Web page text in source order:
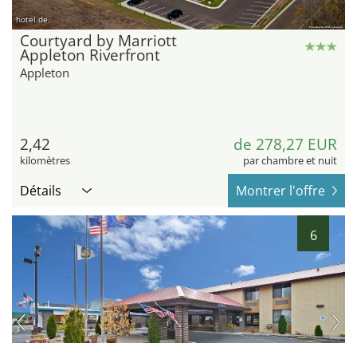
hotel.de
Courtyard by Marriott
Appleton Riverfront
Appleton
2,42
kilomètres
de 278,27 EUR
par chambre et nuit
Détails Montrer l'offre
6